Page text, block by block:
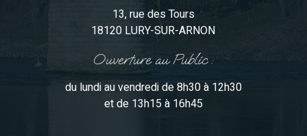
13, rue des Tours
18120 LURY-SUR-ARNON
Ouverture au Public :
du lundi au vendredi de 8h30 à 12h30
et de 13h15 à 16h45